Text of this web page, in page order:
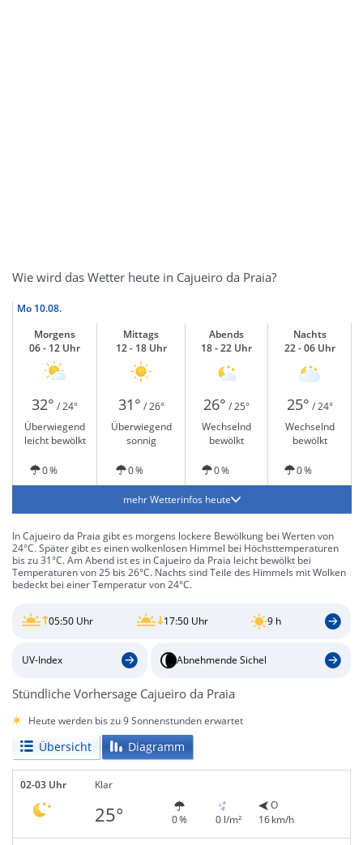
Wie wird das Wetter heute in Cajueiro da Praia?
Mo 10.08.
Morgens
06 - 12 Uhr
Mittags
12 - 18 Uhr
Abends
18 - 22 Uhr
Nachts
22 - 06 Uhr
32° / 24° 31° / 26° 26° / 25° 25° / 24°
Überwiegend
leicht bewölkt
Überwiegend
sonnig
Wechselnd
bewölkt
Wechselnd
bewölkt
0 % 0 % 0 % 0 %
mehr Wetterinfos heute
In Cajueiro da Praia gibt es morgens lockere Bewölkung bei Werten von
24°C. Später gibt es einen wolkenlosen Himmel bei Höchsttemperaturen
bis zu 31°C. Am Abend ist es in Cajueiro da Praia leicht bewölkt bei
Temperaturen von 25 bis 26°C. Nachts sind Teile des Himmels mit Wolken
bedeckt bei einer Temperatur von 24°C.
05:50 Uhr 17:50 Uhr 9 h
UV-Index Abnehmende Sichel
Stündliche Vorhersage Cajueiro da Praia
Heute werden bis zu 9 Sonnenstunden erwartet
Übersicht Diagramm
02-03 Uhr Klar
25° 0 % 0 l/m²
O
16 km/h